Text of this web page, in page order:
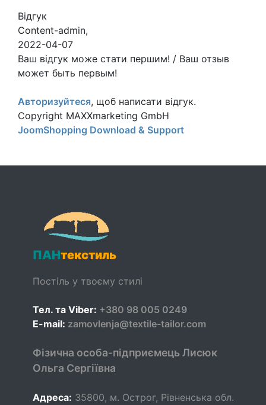
Відгук
Content-admin,
2022-04-07
Ваш відгук може стати першим! / Ваш отзыв
может быть первым!
Авторизуйтеся, щоб написати відгук.
Copyright MAXXmarketing GmbH
JoomShopping Download & Support
ПАНтекстиль
Постіль у твоєму стилі
Тел. та Viber: +380 98 005 0249
E-mail: zamovlenja@textile-tailor.com
Фізична особа-підприємець Лисюк
Ольга Сергіївна
Адреса: 35800, м. Острог, Рівненська обл.